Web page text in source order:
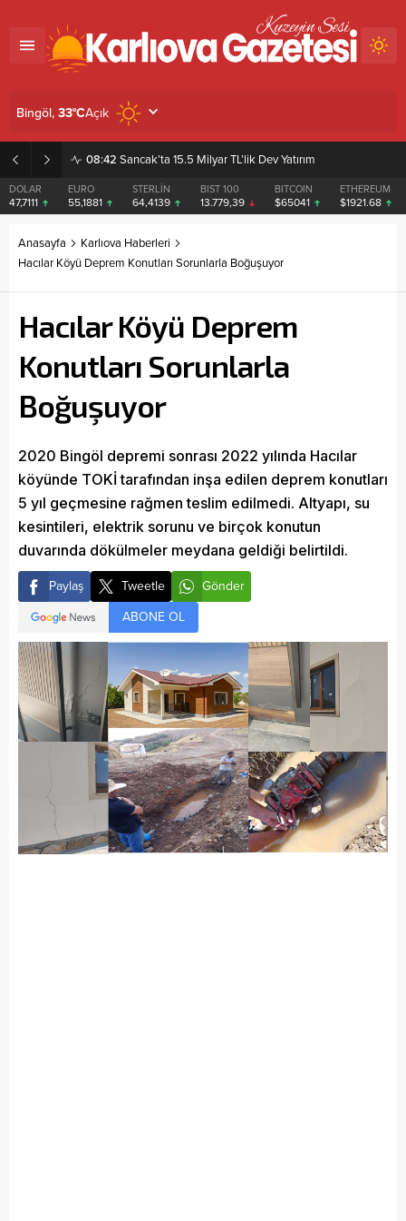
08:42 Sancak’ta 15.5 Milyar TL’lik Dev Yatırım
DOLAR
47,7111
EURO
55,1881
STERLİN
64,4139
BIST 100
13.779,39
BITCOIN
$65041
ETHEREUM
$1921.68
Bingöl, 33°CAçık
Anasayfa
Karlıova Haberleri
Hacılar Köyü Deprem Konutları Sorunlarla Boğuşuyor
Hacılar Köyü Deprem
Konutları Sorunlarla
Boğuşuyor
2020 Bingöl depremi sonrası 2022 yılında Hacılar
köyünde TOKİ tarafından inşa edilen deprem konutları
5 yıl geçmesine rağmen teslim edilmedi. Altyapı, su
kesintileri, elektrik sorunu ve birçok konutun
duvarında dökülmeler meydana geldiği belirtildi.
Paylaş Tweetle
Gönder
ABONE OL